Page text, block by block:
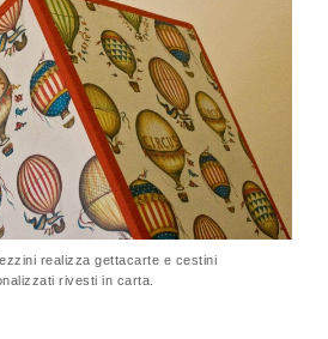
realizza gettacarte e cestini
rivesti in carta.